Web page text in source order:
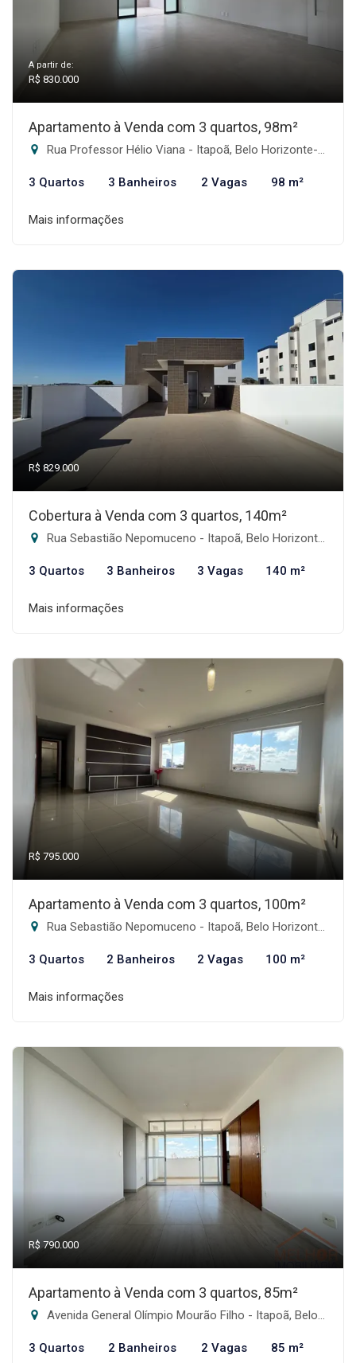
A partir de:
R$ 830.000
Apartamento à Venda com 3 quartos, 98m²
Rua Professor Hélio Viana - Itapoã, Belo Horizonte-MG
3 Quartos 3 Banheiros 2 Vagas 98 m²
Mais informações
R$ 829.000
Cobertura à Venda com 3 quartos, 140m²
Rua Sebastião Nepomuceno - Itapoã, Belo Horizonte-MG
3 Quartos 3 Banheiros 3 Vagas 140 m²
Mais informações
R$ 795.000
Apartamento à Venda com 3 quartos, 100m²
Rua Sebastião Nepomuceno - Itapoã, Belo Horizonte-MG
3 Quartos 2 Banheiros 2 Vagas 100 m²
Mais informações
R$ 790.000
Apartamento à Venda com 3 quartos, 85m²
Avenida General Olímpio Mourão Filho - Itapoã, Belo Horizonte-MG
3 Quartos 2 Banheiros 2 Vagas 85 m²